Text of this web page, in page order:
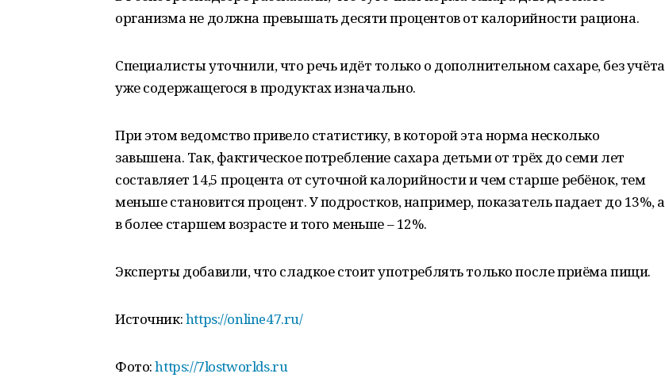
организма не должна превышать десяти процентов от калорийности рациона.
Специалисты уточнили, что речь идёт только о дополнительном сахаре, без учёта
уже содержащегося в продуктах изначально.
При этом ведомство привело статистику, в которой эта норма несколько
завышена. Так, фактическое потребление сахара детьми от трёх до семи лет
составляет 14,5 процента от суточной калорийности и чем старше ребёнок, тем
меньше становится процент. У подростков, например, показатель падает до 13%, а
в более старшем возрасте и того меньше – 12%.
Эксперты добавили, что сладкое стоит употреблять только после приёма пищи.
Источник:https://online47.ru/
Фото:https://7lostworlds.ru